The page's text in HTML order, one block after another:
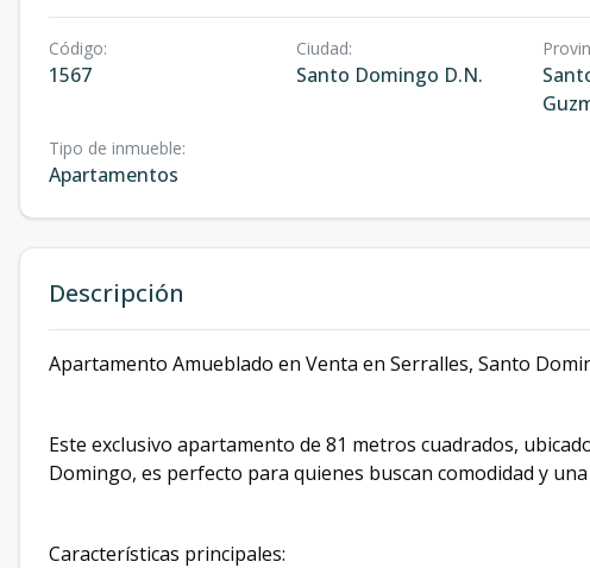
Código:
1567
Ciudad:
Santo Domingo D.N.
Tipo de inmueble:
Apartamentos
Descripción
Apartamento Amueblado en Venta en Serralles, Santo
Este exclusivo apartamento de 81 metros cuadrados,
Domingo, es perfecto para quienes buscan comodidad y
Características principales: